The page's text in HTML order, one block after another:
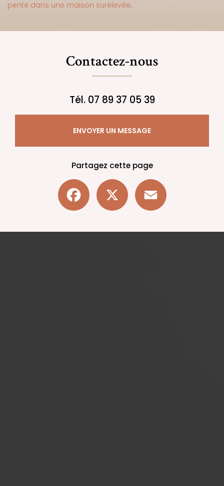
pente dans une maison surélevée.
Contactez-nous
Tél. 07 89 37 05 39
ENVOYER UN MESSAGE
Partagez cette page
Facebook